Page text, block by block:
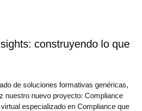
construyendo lo que
de soluciones formativas genéricas,
nuestro nuevo proyecto: Compliance
especializado en Compliance que